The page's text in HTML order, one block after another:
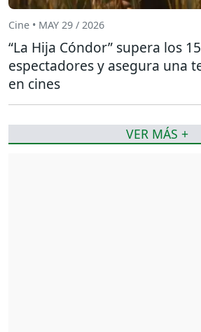
Cine • MAY 29 / 2026
“La Hija Cóndor” supera los
espectadores y asegura una
en cines
VER MÁS +